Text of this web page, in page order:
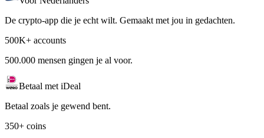
De crypto-app die je echt wilt. Gemaakt met jou in gedachten.
500K+ accounts
500.000 mensen gingen je al voor.
Betaal met iDeal
Betaal zoals je gewend bent.
350+ coins